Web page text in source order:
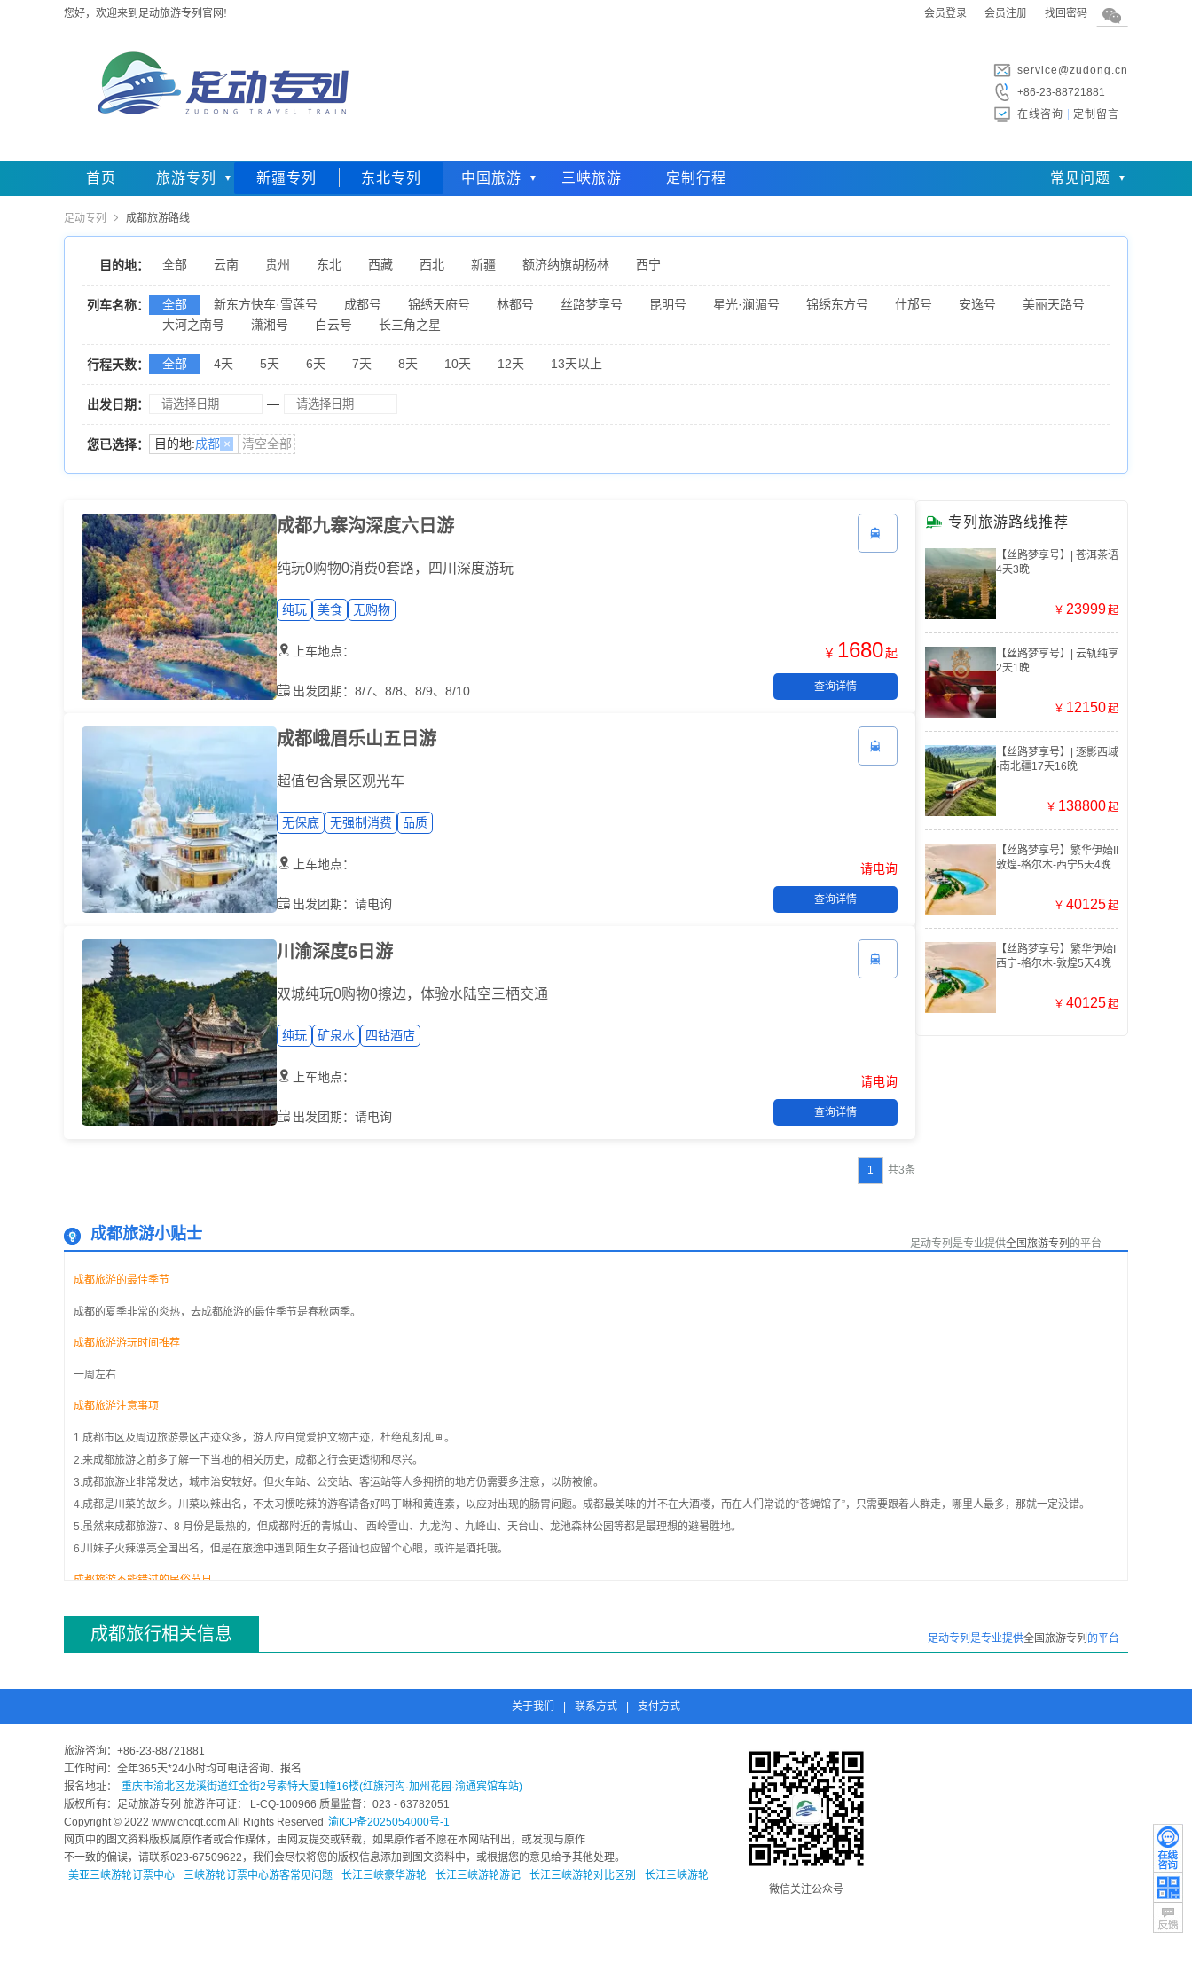
您好，欢迎来到足动旅游专列官网! 会员登录 会员注册 找回密码
service@zudong.cn
+86-23-88721881
在线咨询
定制留言
首页 旅游专列 新疆专列 东北专列 中国旅游 三峡旅游 定制行程 常见问题
足动专列  成都旅游路线
目的地： 全部 云南 贵州 东北 西藏 西北 新疆 额济纳旗胡杨林 西宁
列车名称： 全部 新东方快车·雪莲号 成都号 锦绣天府号 林都号 丝路梦享号 昆明号 星光·澜湄号 锦绣东方号 什邡号 安逸号
美丽天路号
大河之南号
潇湘号 白云号 长三角之星
行程天数： 全部 4天 5天 6天 7天 8天 10天 12天 13天以上
出发日期： —
您已选择： 目的地:成都 × 清空全部
成都九寨沟深度六日游
纯玩0购物0消费0套路，四川深度游玩
纯玩 美食 无购物
 上车地点：
 出发团期：8/7、8/8、8/9、8/10

￥ 1680起
查询详情
成都峨眉乐山五日游
超值包含景区观光车
无保底 无强制消费 品质
 上车地点：
 出发团期：请电询

请电询
查询详情
川渝深度6日游
双城纯玩0购物0擦边，体验水陆空三栖交通
纯玩 矿泉水 四钻酒店
 上车地点：
 出发团期：请电询

请电询
查询详情
共3条
1
 专列旅游路线推荐
【丝路梦享号】| 苍洱茶语
4天3晚
￥ 23999起
【丝路梦享号】| 云轨纯享
2天1晚
￥ 12150起
【丝路梦享号】| 逐影西域
·南北疆17天16晚
￥ 138800起
【丝路梦享号】繁华伊始II
敦煌-格尔木-西宁5天4晚
￥ 40125起
【丝路梦享号】繁华伊始I
西宁-格尔木-敦煌5天4晚
￥ 40125起
足动专列是专业提供全国旅游专列 的平台
成都旅游小贴士
成都旅游的最佳季节
成都的夏季非常的炎热，去成都旅游的最佳季节是春秋两季。
成都旅游游玩时间推荐
一周左右
成都旅游注意事项
1.成都市区及周边旅游景区古迹众多，游人应自觉爱护文物古迹，杜绝乱刻乱画。
2.来成都旅游之前多了解一下当地的相关历史，成都之行会更透彻和尽兴。
3.成都旅游业非常发达，城市治安较好。但火车站、公交站、客运站等人多拥挤的地方仍需要多注意，以防被偷。
4.成都是川菜的故乡。川菜以辣出名，不太习惯吃辣的游客请备好吗丁啉和黄连素，以应对出现的肠胃问题。成都最美味的并不在大酒楼，而在人们常说的“苍蝇馆子”，只需要跟着人群走，哪里人最多，那就一定没错。
5.虽然来成都旅游7、8 月份是最热的，但成都附近的青城山、 西岭雪山、九龙沟 、九峰山、天台山、龙池森林公园等都是最理想的避暑胜地。
6.川妹子火辣漂亮全国出名，但是在旅途中遇到陌生女子搭讪也应留个心眼，或许是酒托哦。
成都旅游不能错过的民俗节日
2.新津龙舟会 端午节：赛龙舟是我国南方人民的传统习俗之一。成都虽在长江以北，但也是水乡之地，所以赛龙舟的历史也很久远。直到本世纪60年代，成都的赛龙舟活动还在望江公园边的锦江河段进行。但70年代以后，
市区的河道已不适宜再举办龙舟竞渡。因此成都新津县的南河以其优越的地理条件，将龙舟盛会越办越红火。龙舟会除龙舟竟渡等传统节目，还增加了龙舟造型表演，彩船夜游。
展览等文化活动外，城内还同时举办物资交流会，展销地方名小吃，举办富有方地特色的歌舞、戏剧表演。
成都旅游质量投诉：028-87706026
成都旅行相关信息 足动专列是专业提供全国旅游专列 的平台
关于我们 联系方式 支付方式
旅游咨询： +86-23-88721881
工作时间：全年365天*24小时均可电话咨询、报名
报名地址：
重庆市渝北区龙溪街道红金街2号索特大厦1幢16楼(红旗河沟·加州花园·渝通宾馆车站)
版权所有：足动旅游专列 旅游许可证： L-CQ-100966 质量监督：023 - 63782051
Copyright © 2022 www.cncqt.com All Rights Reserved 渝ICP备2025054000号-1
网页中的图文资料版权属原作者或合作媒体，由网友提交或转载，如果原作者不愿在本网站刊出，或发现与原作
不一致的偏误，请联系023-67509622，我们会尽快将您的版权信息添加到图文资料中，或根据您的意见给予其他处理。
美亚三峡游轮订票中心
三峡游轮订票中心游客常见问题 长江三峡豪华游轮 长江三峡游轮游记 长江三峡游轮对比区别
长江三峡游轮
微信关注公众号